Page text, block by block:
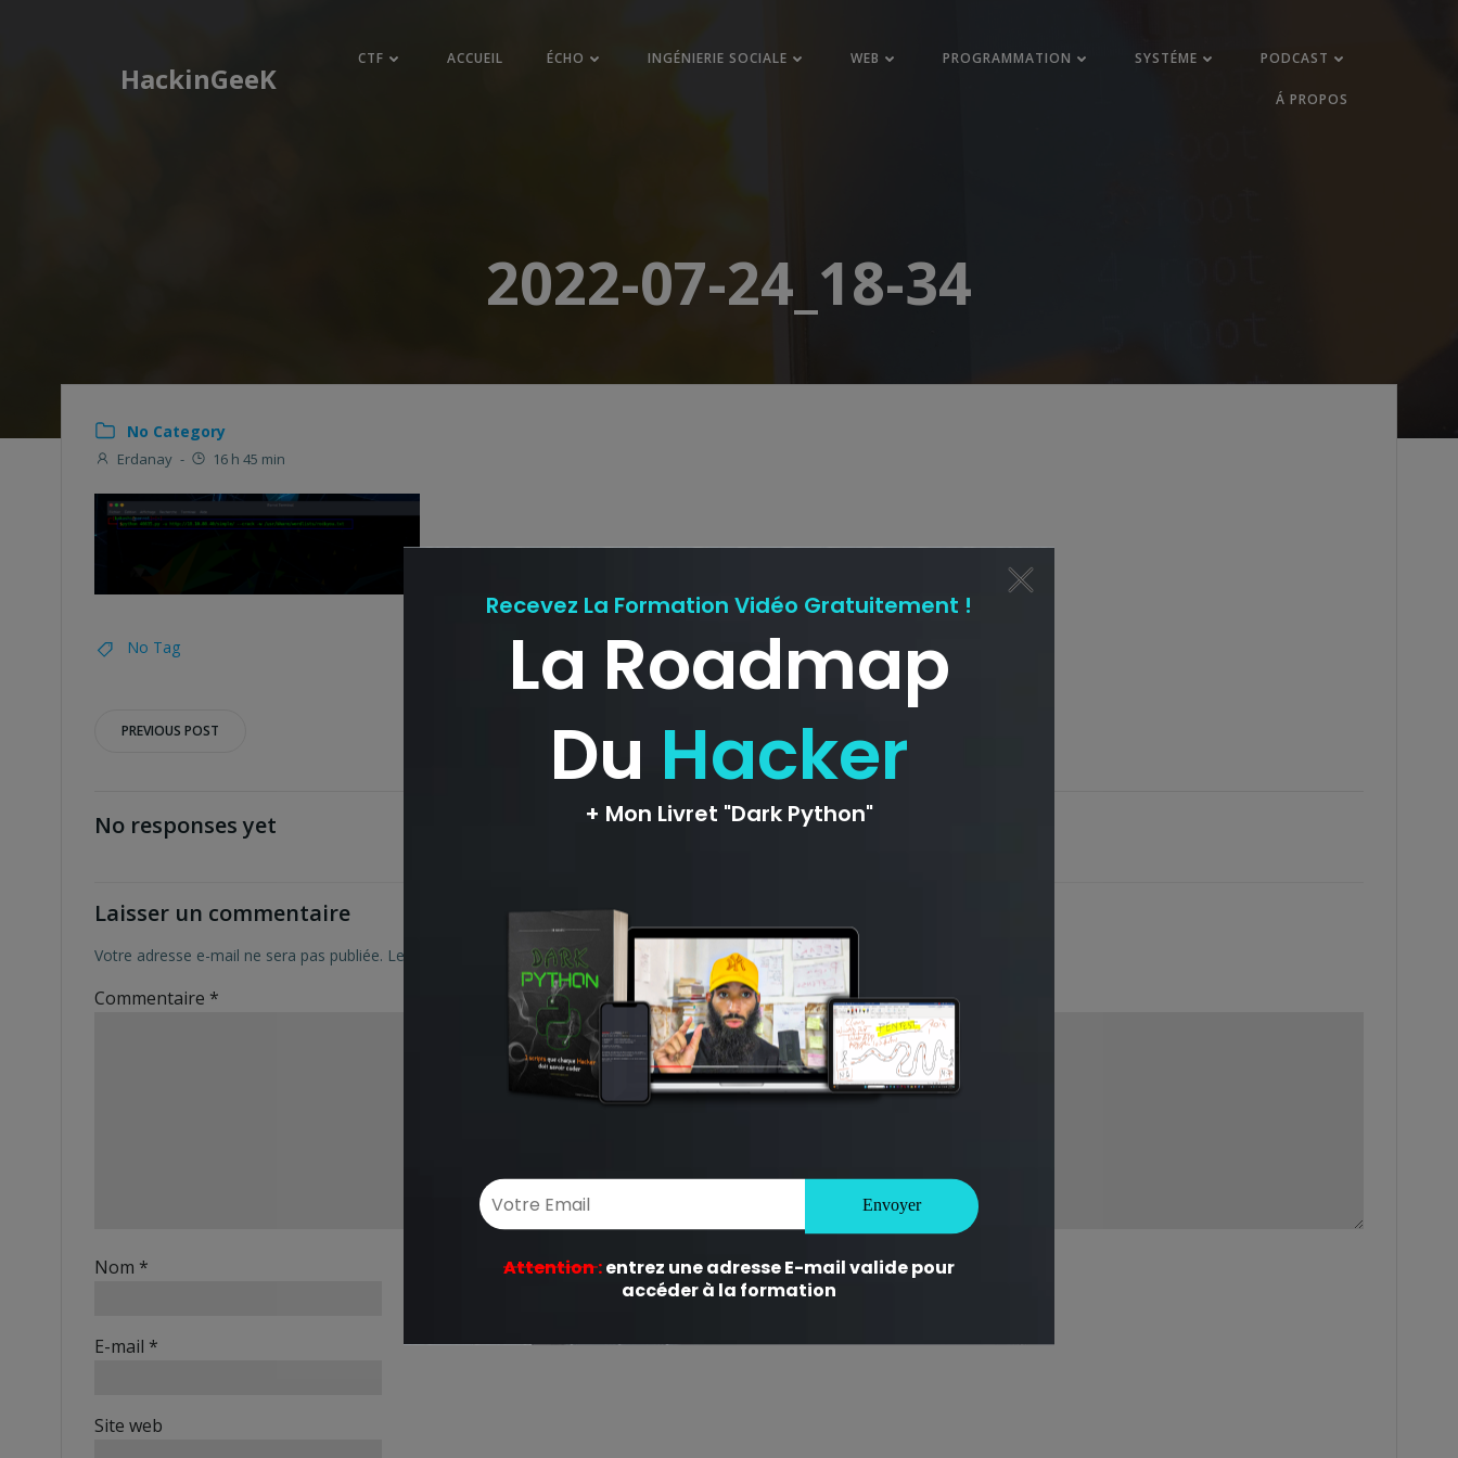
HackinGeeK
CTF ACCUEIL ÉCHO INGÉNIERIE SOCIALE WEB PROGRAMMATION SYSTÉME PODCAST
Á PROPOS
2022-07-24_18-34
No Category
Erdanay - 16 h 45 min
No Tag
Post
PREVIOUS POST
No responses yet
Laisser un commentaire
Votre adresse e-mail ne sera pas publiée. Les champs obligatoires sont indiqués avec
Commentaire *
Nom *
E-mail *
Site web